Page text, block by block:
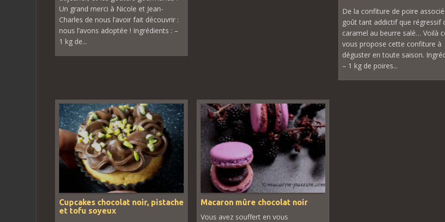
Un grand merci à Nicole et Jean-
Charles de nous l’avoir fait découvrir :
nous l’avons adoptée ! Ingrédients : –
1 kg de...
De la confiture de poire
goût tant addictif que régressif
caramel au beurre salé… Voilà
vous propose cette confiture à
déguster en toute saison.
– 1 kg de poires...
Cupcakes chocolat noir, pistache
et tofu soyeux
Macaron mûre chocolat noir
Vous avez souffert en vous